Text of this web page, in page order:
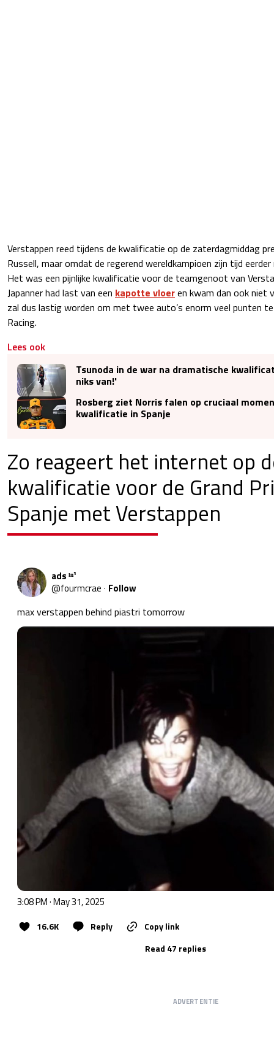
Verstappen reed tijdens de kwalificatie op de zaterdagmiddag
Russell, maar omdat de regerend wereldkampioen zijn tijd
Het was een pijnlijke kwalificatie voor de teamgenoot van
Japanner had last van een kapotte vloeren kwam dan ook niet
zal dus lastig worden om met twee auto’s enorm veel punten
Racing.
Lees ook
Tsunoda in de war na dramatische
niks van!'
Rosberg ziet Norris falen op cruciaal
kwalificatie in Spanje
Zo reageert het internet op
kwalificatie voor de Grand
Spanje met Verstappen
ads ˡⁿ¹
@fourmcrae · Follow
max verstappen behind piastri tomorrow
3:08 PM · May 31, 2025
16.6K Reply
Copy link
Read 47 replies
ADVERTENTIE